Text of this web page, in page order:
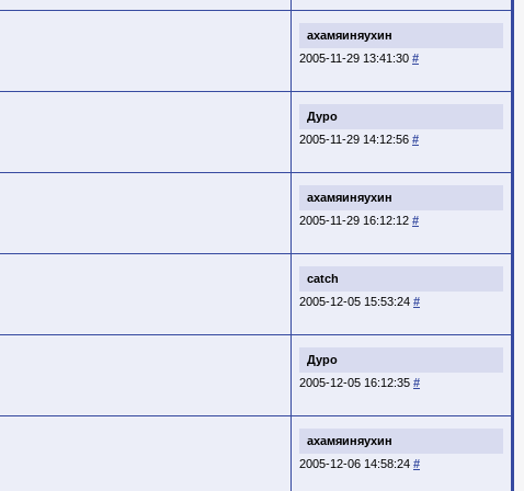
ахамяиняухин
2005-11-29 13:41:30 #
Дуро
2005-11-29 14:12:56 #
ахамяиняухин
2005-11-29 16:12:12 #
catch
2005-12-05 15:53:24 #
Дуро
2005-12-05 16:12:35 #
ахамяиняухин
2005-12-06 14:58:24 #